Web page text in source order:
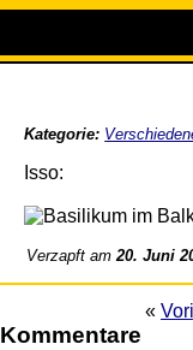
Kategorie:
Isso:
Verzapft am20. Juni
«
Kommentare